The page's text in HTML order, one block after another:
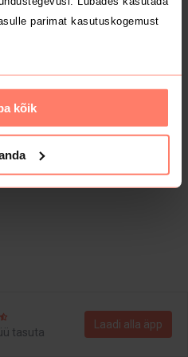
parimat kasutuskogemust
kõik
tasuta
Laadi alla äpp